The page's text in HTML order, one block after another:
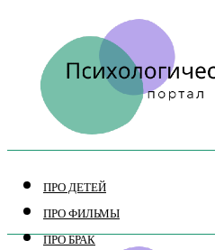
ПРО ДЕТЕЙ
ПРО ФИЛЬМЫ
ПРО БРАК